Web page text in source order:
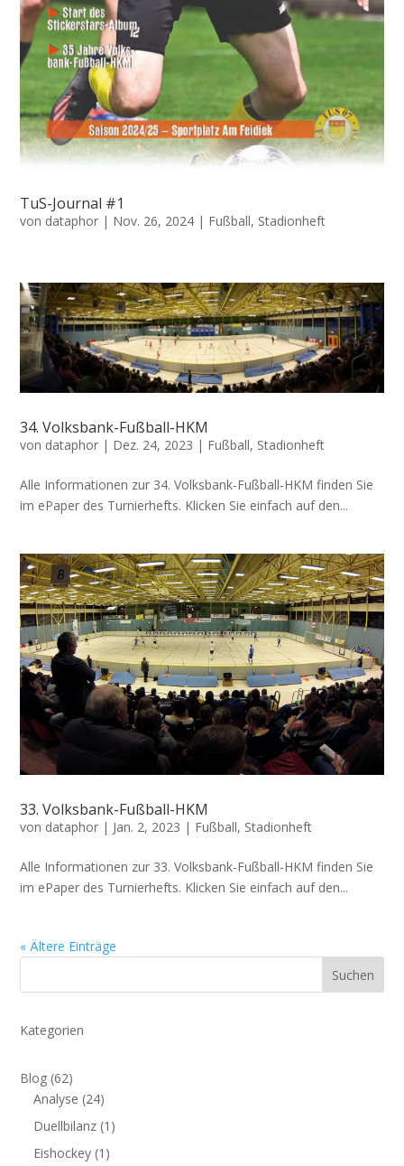
TuS-Journal #1
von dataphor | Nov. 26, 2024 | Fußball, Stadionheft
34. Volksbank-Fußball-HKM
von dataphor | Dez. 24, 2023 | Fußball, Stadionheft
Alle Informationen zur 34. Volksbank-Fußball-HKM finden Sie
im ePaper des Turnierhefts. Klicken Sie einfach auf den...
33. Volksbank-Fußball-HKM
von dataphor | Jan. 2, 2023 | Fußball, Stadionheft
Alle Informationen zur 33. Volksbank-Fußball-HKM finden Sie
im ePaper des Turnierhefts. Klicken Sie einfach auf den...
« Ältere Einträge
Suchen
Kategorien
Blog (62)
Analyse (24)
Duellbilanz (1)
Eishockey (1)